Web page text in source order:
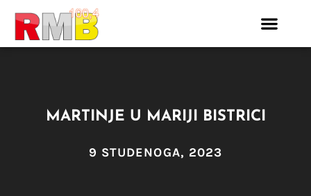
MARTINJE U MARIJI BISTRICI
9 STUDENOGA, 2023